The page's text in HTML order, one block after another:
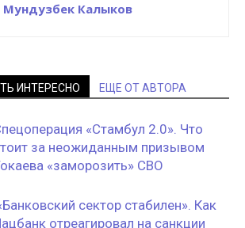
Мундузбек Калыков
ИНТЕРЕСНО ЕЩЕ ОТ АВТОРА
«Стамбул 2.0». Что
за неожиданным призывом
«заморозить» СВО
сектор стабилен». Как
отреагировал на санкции